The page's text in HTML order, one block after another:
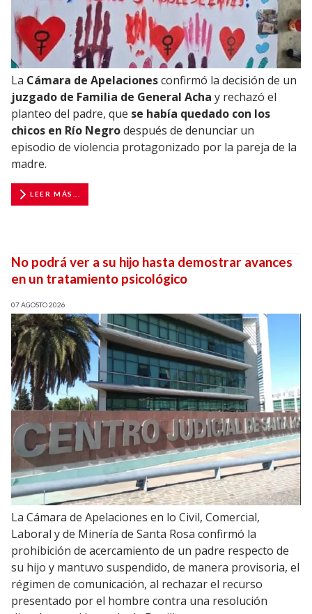
La Cámara de Apelacionesconfirmó la decisión de un
juzgado de Familia de General Acha y rechazó el
planteo del padre, que se había quedado con los
chicos en Río Negrodespués de denunciar un
episodio de violencia protagonizado por la pareja de la
madre.
LEER MÁS...
No podrá ver a su hijo hasta demostrar avances
en un tratamiento psicológico
07 AGOSTO 2026
La Cámara de Apelaciones en lo Civil, Comercial,
Laboral y de Minería de Santa Rosa confirmó la
prohibición de acercamiento de un padre respecto de
su hijo y mantuvo suspendido, de manera provisoria, el
régimen de comunicación, al rechazar el recurso
presentado por el hombre contra una resolución